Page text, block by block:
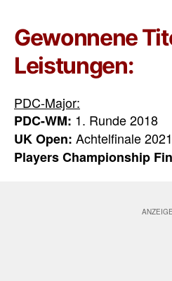
Gewonnene
Leistungen:
PDC-Major:
PDC-WM: 1. Runde 2018
UK Open: Achtelfinale 2021
Players Championship